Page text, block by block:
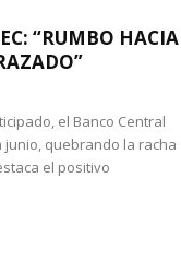
“RUMBO HACIA
el Banco Central
quebrando la racha
el positivo